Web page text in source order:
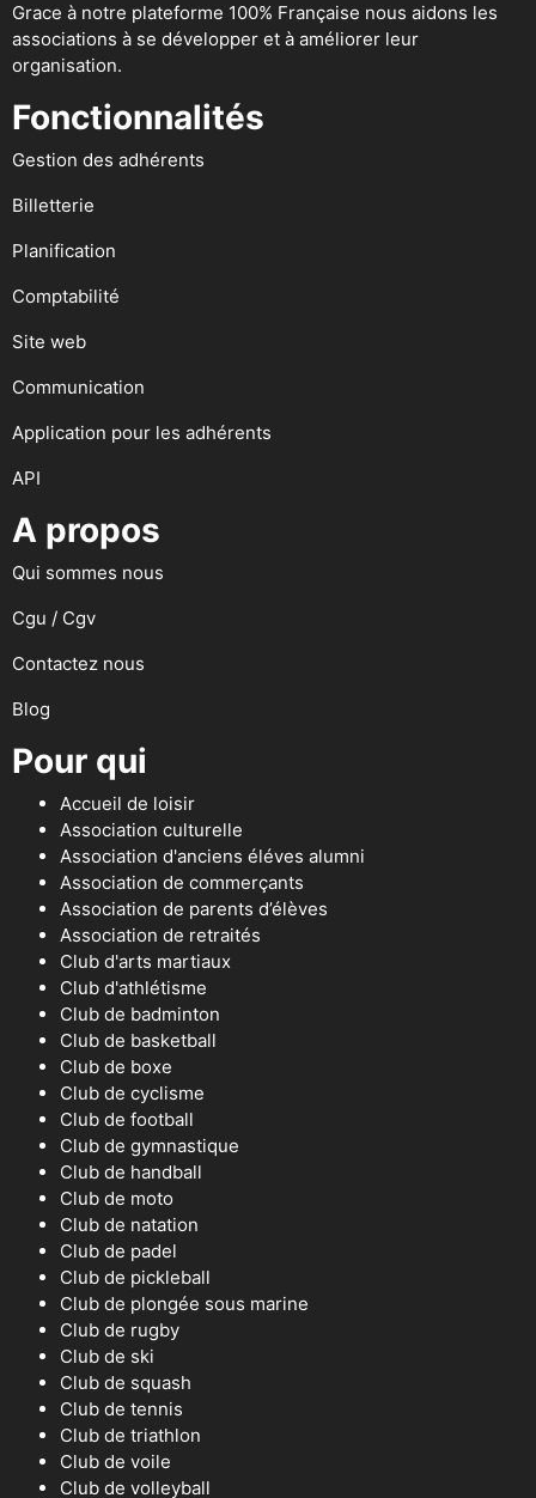
Grace à notre plateforme 100% Française nous aidons les
associations à se développer et à améliorer leur
organisation.
Fonctionnalités
Gestion des adhérents
Billetterie
Planification
Comptabilité
Site web
Communication
Application pour les adhérents
API
A propos
Qui sommes nous
Cgu / Cgv
Contactez nous
Blog
Pour qui
Accueil de loisir
Association culturelle
Association d'anciens éléves alumni
Association de commerçants
Association de parents d’élèves
Association de retraités
Club d'arts martiaux
Club d'athlétisme
Club de badminton
Club de basketball
Club de boxe
Club de cyclisme
Club de football
Club de gymnastique
Club de handball
Club de moto
Club de natation
Club de padel
Club de pickleball
Club de plongée sous marine
Club de rugby
Club de ski
Club de squash
Club de tennis
Club de triathlon
Club de voile
Club de volleyball